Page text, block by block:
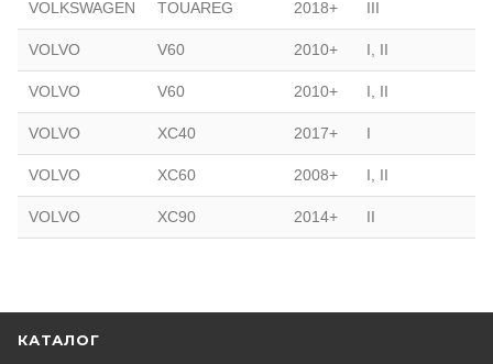
VOLKSWAGEN TOUAREG 2018+ III
VOLVO V60 2010+ I, II
VOLVO V60 2010+ I, II
VOLVO XC40 2017+ I
VOLVO XC60 2008+ I, II
VOLVO XC90 2014+ II
КАТАЛОГ